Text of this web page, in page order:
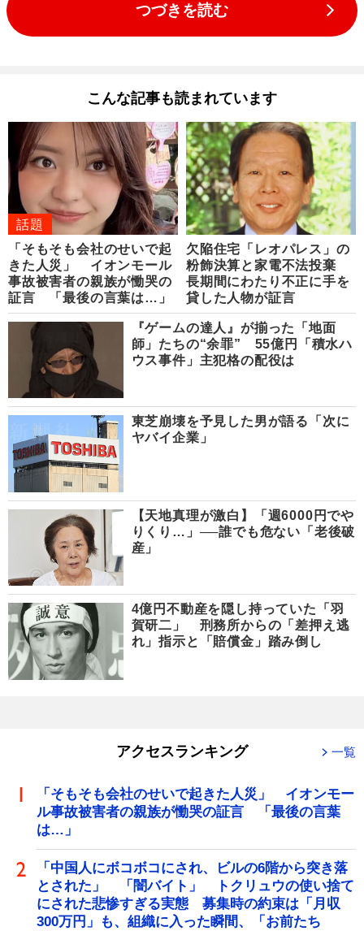
つづきを読む
こんな記事も読まれています
話題
「そもそも会社のせいで起
きた人災」 イオンモール
事故被害者の親族が慟哭の
証言 「最後の言葉は…」
欠陥住宅「レオパレス」の
粉飾決算と家電不法投棄
長期間にわたり不正に手を
貸した人物が証言
『ゲームの達人』が揃った「地面
師」たちの“余罪” 55億円「積水ハ
ウス事件」主犯格の配役は
東芝崩壊を予見した男が語る「次に
ヤバイ企業」
【天地真理が激白】「週6000円でや
りくり…」──誰でも危ない「老後破
産」
4億円不動産を隠し持っていた「羽
賀研二」 刑務所からの「差押え逃
れ」指示と「賠償金」踏み倒し
アクセスランキング 一覧
「そもそも会社のせいで起きた人災」 イオンモー
ル事故被害者の親族が慟哭の証言 「最後の言葉
は…」
「中国人にボコボコにされ、ビルの6階から突き落
とされた」 「闇バイト」 トクリュウの使い捨て
にされた悲惨すぎる実態 募集時の約束は「月収
300万円」も、組織に入った瞬間、「お前たち